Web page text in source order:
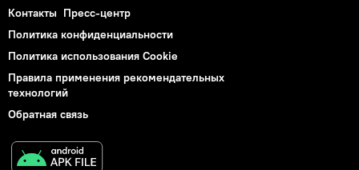
Контакты Пресс-центр
Политика конфиденциальности
Политика использования Cookie
Правила применения рекомендательных
технологий
Обратная связь